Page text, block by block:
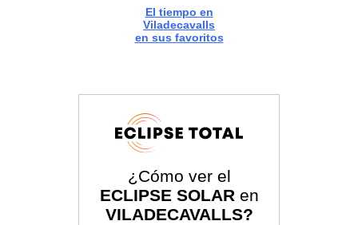
El tiempo en
Viladecavalls
en sus favoritos
¿Cómo ver el
ECLIPSE SOLAR en
VILADECAVALLS?